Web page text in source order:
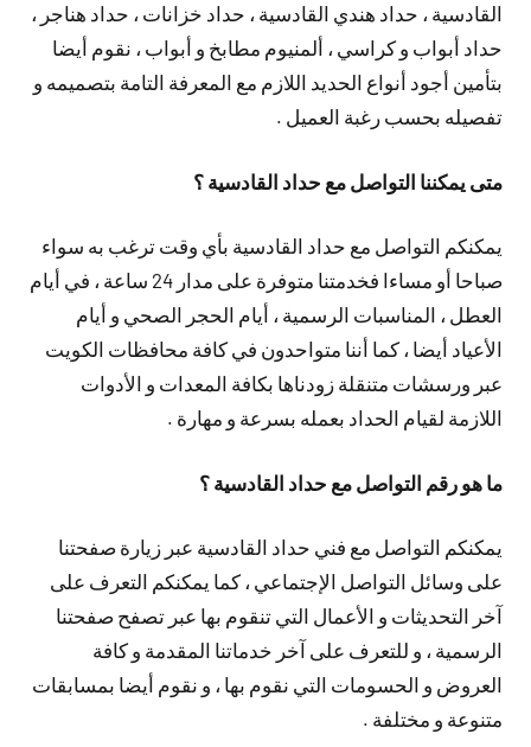
القادسية ، حداد هندي القادسية ، حداد خزانات ، حداد هناجر ،
حداد أبواب و كراسي ، ألمنيوم مطابخ و أبواب ، نقوم أيضا
بتأمين أجود أنواع الحديد اللازم مع المعرفة التامة بتصميمه و
تفصيله بحسب رغبة العميل .
متى يمكننا التواصل مع حداد القادسية ؟
يمكنكم التواصل مع حداد القادسية بأي وقت ترغب به سواء
صباحا أو مساءا فخدمتنا متوفرة على مدار 24 ساعة ، في أيام
العطل ، المناسبات الرسمية ، أيام الحجر الصحي و أيام
الأعياد أيضا ، كما أننا متواحدون في كافة محافظات الكويت
عبر ورسشات متنقلة زودناها بكافة المعدات و الأدوات
اللازمة لقيام الحداد بعمله بسرعة و مهارة .
ما هو رقم التواصل مع حداد القادسية ؟
يمكنكم التواصل مع فني حداد القادسية عبر زيارة صفحتنا
على وسائل التواصل الإجتماعي ، كما يمكنكم التعرف على
آخر التحديثات و الأعمال التي تنقوم بها عبر تصفح صفحتنا
الرسمية ، و للتعرف على آخر خدماتنا المقدمة و كافة
العروض و الحسومات التي نقوم بها ، و نقوم أيضا بمسابقات
متنوعة و مختلفة .